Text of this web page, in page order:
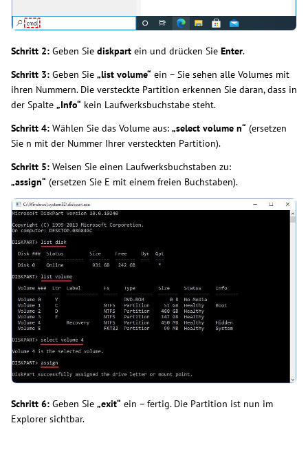
Schritt 2: Geben Sie diskpart ein und drücken Sie Enter.
Schritt 3: Geben Sie „list volume“ ein – Sie sehen alle Volumes mit
ihren Nummern. Die versteckte Partition erkennen Sie daran, dass in
der Spalte „Info“ kein Laufwerksbuchstabe steht.
Schritt 4: Wählen Sie das Volume aus: „select volume n“ (ersetzen
Sie n mit der Nummer Ihrer versteckten Partition).
Schritt 5: Weisen Sie einen Laufwerksbuchstaben zu:
„assign“ (ersetzen Sie E mit einem freien Buchstaben).
Schritt 6: Geben Sie „exit“ ein – fertig. Die Partition ist nun im
Explorer sichtbar.